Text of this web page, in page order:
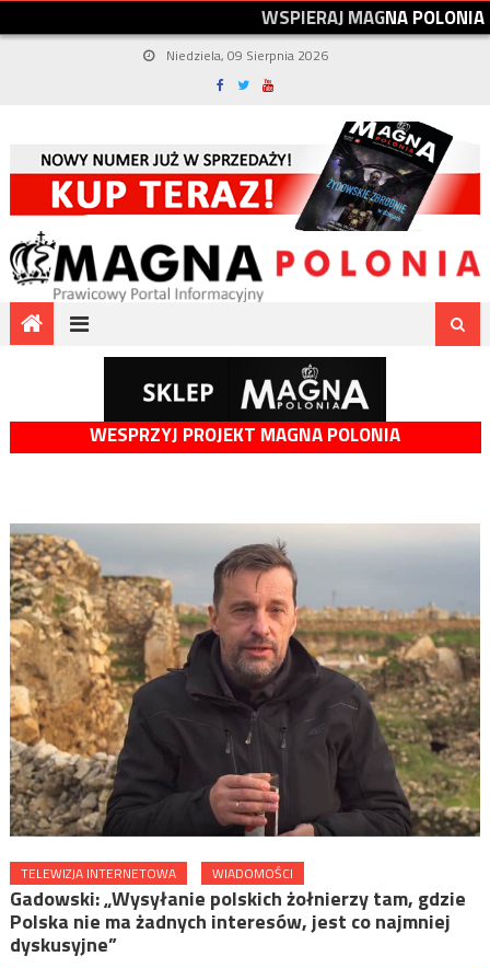
WSPIERAJMAGNAPOLONIA
Niedziela, 09 Sierpnia 2026
WESPRZYJ PROJEKT MAGNA POLONIA
TELEWIZJA INTERNETOWA WIADOMOŚCI
Gadowski: „Wysyłanie polskich żołnierzy tam, gdzie
Polska nie ma żadnych interesów, jest co najmniej
dyskusyjne”